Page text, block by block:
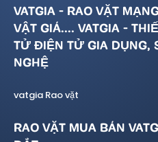
VATGIA - RAO VẶT
VẬT GIÁ.... VATGIA -
TỬ ĐIỆN TỬ GIA DỤNG,
NGHỆ
vatgia Rao vặt
RAO VẶT MUA BÁN